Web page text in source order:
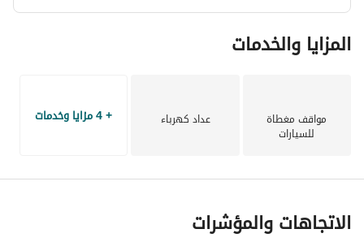
المزايا والخدمات
مواقف مغطاة
للسيارات
عداد كهرباء + 4 مزايا وخدمات
الاتجاهات والمؤشرات